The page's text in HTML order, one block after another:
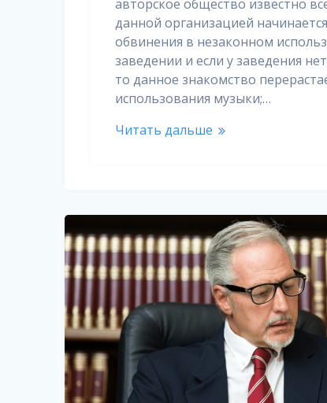
авторское общество известно
данной организацией
обвинения в незаконном
заведении и если у заведения
то данное знакомство
использования музыки;…
Читать дальше